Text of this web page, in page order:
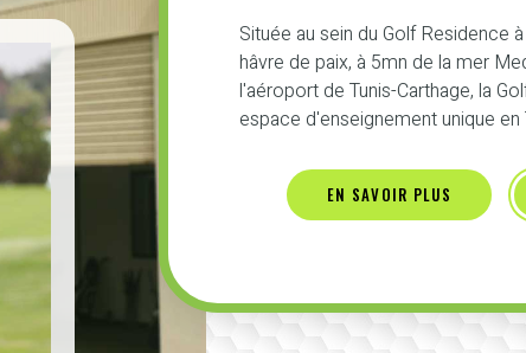
Située au sein du Golf Residence
hâvre de paix, à 5mn de la mer
l'aéroport de Tunis-Carthage, la
espace d'enseignement unique en
EN SAVOIR PLUS